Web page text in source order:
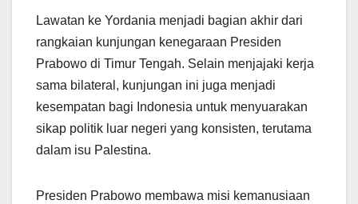
Lawatan ke Yordania menjadi bagian akhir dari
rangkaian kunjungan kenegaraan Presiden
Prabowo di Timur Tengah. Selain menjajaki kerja
sama bilateral, kunjungan ini juga menjadi
kesempatan bagi Indonesia untuk menyuarakan
sikap politik luar negeri yang konsisten, terutama
dalam isu Palestina.
Presiden Prabowo membawa misi kemanusiaan